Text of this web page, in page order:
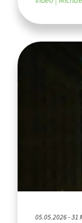
05.05.2026 - 31